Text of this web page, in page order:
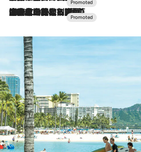
2026.7.10
NEW OPEN！【界 草津】名湯の地に誕生。趣の異なる2種の温泉と上州ならではの会席・蕎麦割烹など美食を味わう究極の癒やし旅